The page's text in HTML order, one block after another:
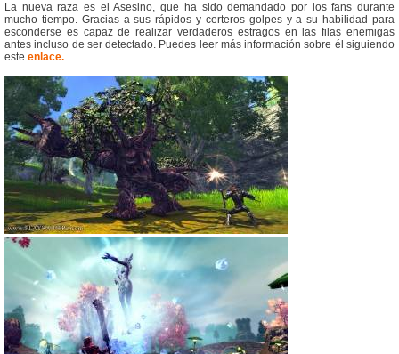
La nueva raza es el Asesino, que ha sido demandado por los fans durante
mucho tiempo. Gracias a sus rápidos y certeros golpes y a su habilidad para
esconderse es capaz de realizar verdaderos estragos en las filas enemigas
antes incluso de ser detectado. Puedes leer más información sobre él siguiendo
este enlace.